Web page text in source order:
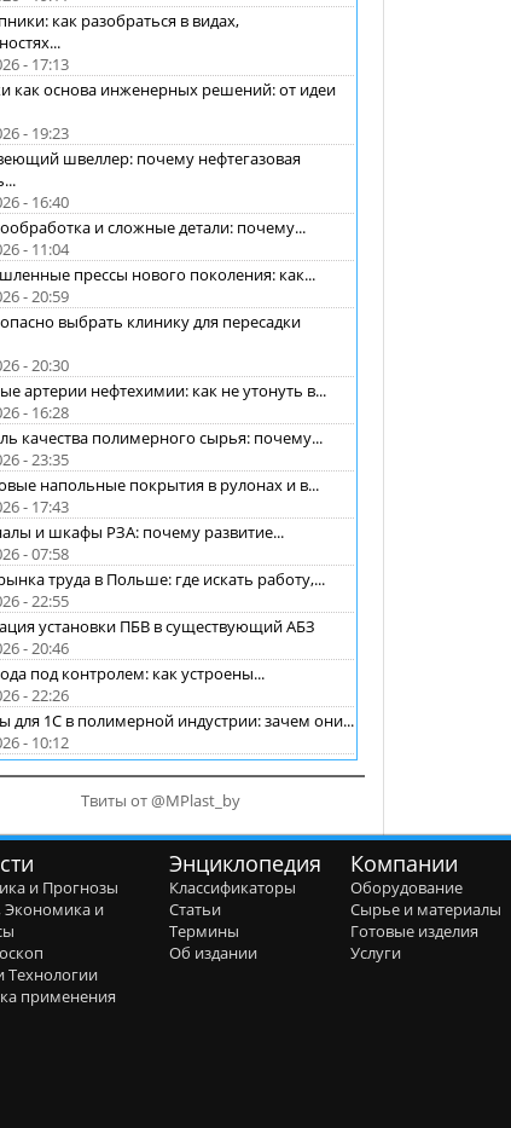
как разобраться в видах,
- 17:13
как основа инженерных решений: от идеи
- 19:23
швеллер: почему нефтегазовая
- 16:40
и сложные детали: почему...
- 11:04
прессы нового поколения: как...
- 20:59
выбрать клинику для пересадки
- 20:30
артерии нефтехимии: как не утонуть в...
- 16:28
качества полимерного сырья: почему...
- 23:35
напольные покрытия в рулонах и в...
- 17:43
и шкафы РЗА: почему развитие...
- 07:58
труда в Польше: где искать работу,...
- 22:55
установки ПБВ в существующий АБЗ
- 20:46
под контролем: как устроены...
- 22:26
для 1С в полимерной индустрии: зачем они...
- 10:12
Твиты от @MPlast_by
и Прогнозы
Экономика и
Технологии
применения
Энциклопедия
Классификаторы
Статьи
Термины
Об издании
Компании
Оборудование
Сырье и материалы
Готовые изделия
Услуги